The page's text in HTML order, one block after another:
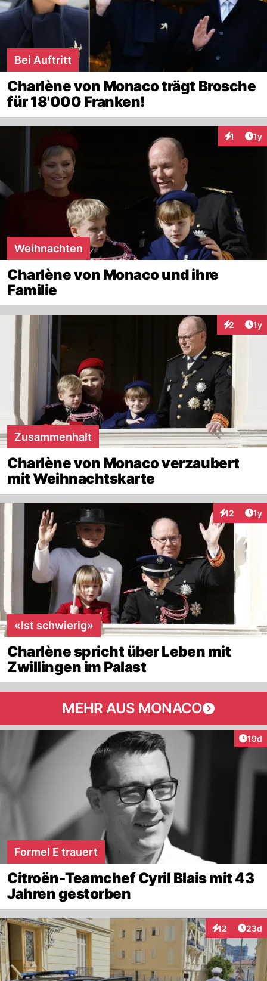
Bei Auftritt
Charlène von Monaco trägt Brosche
für 18'000 Franken!
1 1y
Weihnachten
Charlène von Monaco und ihre
Familie
2 1y
Zusammenhalt
Charlène von Monaco verzaubert
mit Weihnachtskarte
12 1y
«Ist schwierig»
Charlène spricht über Leben mit
Zwillingen im Palast
MEHR AUS MONACO
19d
Formel E trauert
Citroën-Teamchef Cyril Blais mit 43
Jahren gestorben
12
Interaktionen
23d